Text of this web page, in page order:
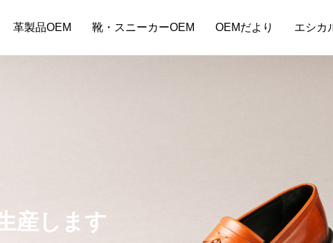
革製品OEM 靴・スニーカーOEM OEMだより エシカ
バッグOEM小ロットで始める
バッグOEM料金相場とは？見積もりの
産します